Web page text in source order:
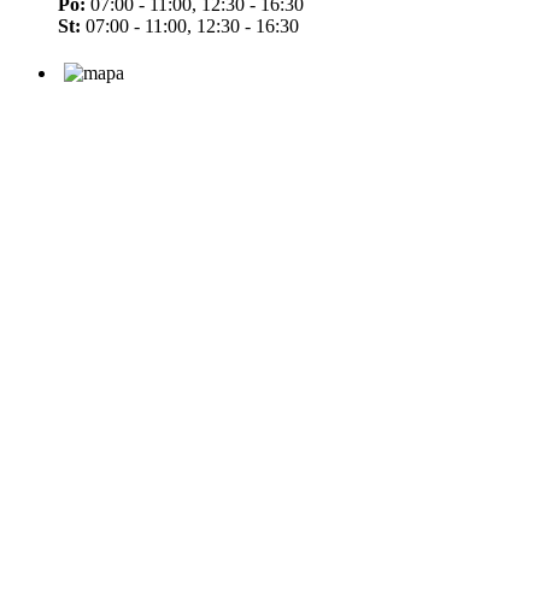
Po: 07:00 - 11:00, 12:30 - 16:30
St: 07:00 - 11:00, 12:30 - 16:30